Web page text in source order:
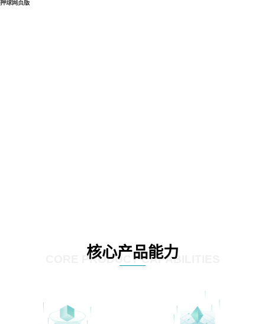
押球网页版
核心产品能力
CORE PRODUCT CAPABILITIES